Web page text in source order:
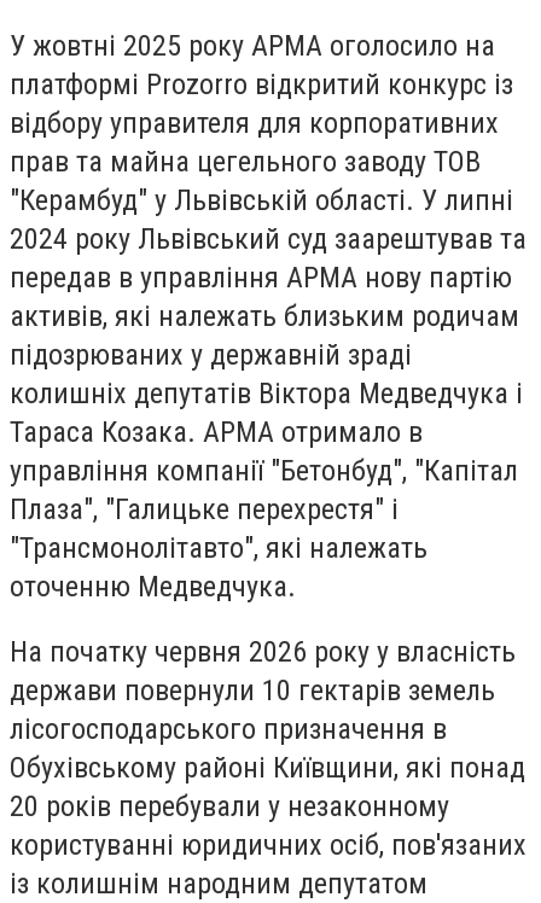
У жовтні 2025 року АРМА оголосило на
платформі Prozorro відкритий конкурс із
відбору управителя для корпоративних
прав та майна цегельного заводу ТОВ
"Керамбуд" у Львівській області. У липні
2024 року Львівський суд заарештував та
передав в управління АРМА нову партію
активів, які належать близьким родичам
підозрюваних у державній зраді
колишніх депутатів Віктора Медведчука і
Тараса Козака. АРМА отримало в
управління компанії "Бетонбуд", "Капітал
Плаза", "Галицьке перехрестя" і
"Трансмонолітавто", які належать
оточенню Медведчука.
На початку червня 2026 року у власність
держави повернули 10 гектарів земель
лісогосподарського призначення в
Обухівському районі Київщини, які понад
20 років перебували у незаконному
користуванні юридичних осіб, пов'язаних
із колишнім народним депутатом